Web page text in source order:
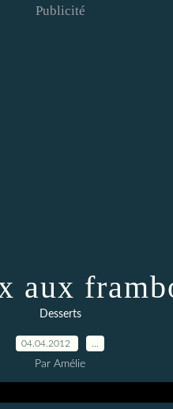
Publicité
aux
Desserts
04.04.2012
Par Amélie